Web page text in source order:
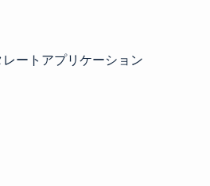
ートアプリケーション